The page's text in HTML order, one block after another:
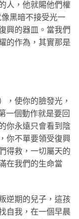
人，他就賜他們權
黑暗不接受光一
興的器皿。當我們
的作為，其實那是
，使你的臉發光，
一個動作就是要回
你永遠只會看到陰
你不單要領受復興
得救，一切屬天的
在我們的生命當
逆期的兒子，這孩
自我，在一個早晨